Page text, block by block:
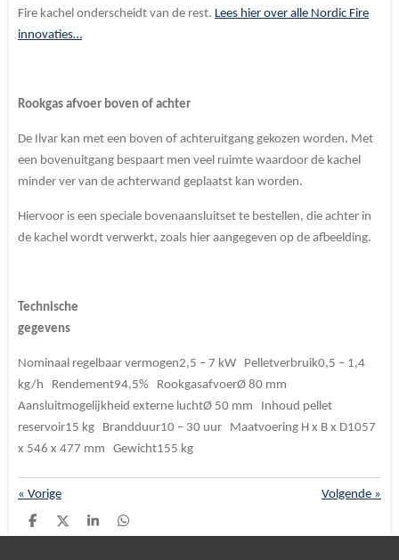
Fire kachel onderscheidt van de rest. Lees hier over alle Nordic Fire
innovaties…
Rookgas afvoer boven of achter
De Ilvar kan met een boven of achteruitgang gekozen worden. Met
een bovenuitgang bespaart men veel ruimte waardoor de kachel
minder ver van de achterwand geplaatst kan worden.
Hiervoor is een speciale bovenaansluitset te bestellen, die achter in
de kachel wordt verwerkt, zoals hier aangegeven op de afbeelding.
Technische
gegevens
Nominaal regelbaar vermogen2,5 – 7 kW Pelletverbruik0,5 – 1,4
kg/h Rendement94,5% RookgasafvoerØ 80 mm
Aansluitmogelijkheid externe luchtØ 50 mm Inhoud pellet
reservoir15 kg Brandduur10 – 30 uur Maatvoering H x B x D1057
x 546 x 477 mm Gewicht155 kg
« Vorige Volgende »
D
e
D
e
S
h
D
e